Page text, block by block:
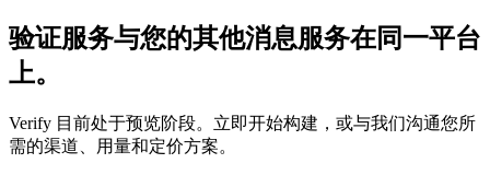
验证服务与您的其他消息服务在同一平台
上。
Verify 目前处于预览阶段。立即开始构建，或与我们沟通您所
需的渠道、用量和定价方案。